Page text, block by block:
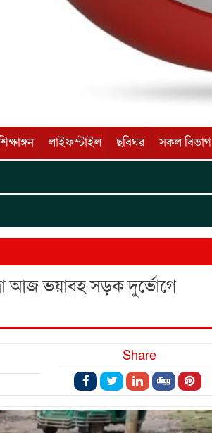
লাইফস্টাইল ছবিঘর সকল বিভাগ
আজ ভয়াবহ সড়ক দুর্ভোগে
Share